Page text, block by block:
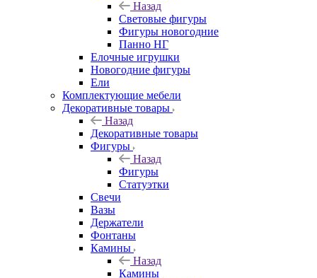
Назад
Световые фигуры
Фигуры новогодние
Панно НГ
Елочные игрушки
Новогодние фигуры
Ели
Комплектующие мебели
Декоративные товары
Назад
Декоративные товары
Фигуры
Назад
Фигуры
Статуэтки
Свечи
Вазы
Держатели
Фонтаны
Камины
Назад
Камины